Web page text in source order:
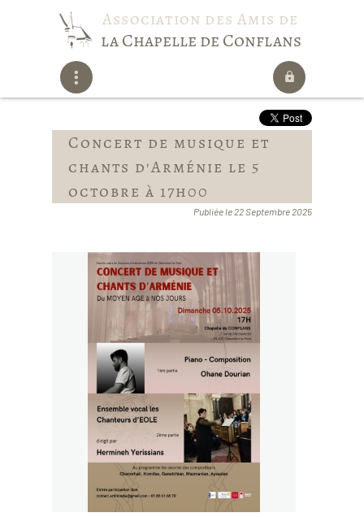
Association des Amis de
la Chapelle de Conflans
Concert de musique et
chants d'Arménie le 5
octobre à 17h00
Publiée le 22 Septembre 2025